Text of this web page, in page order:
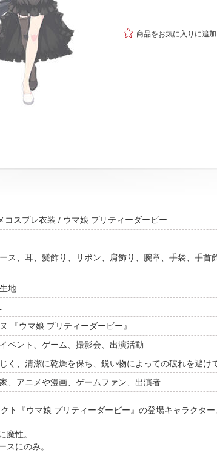
 商品をお気に入りに追加
コスプレ衣装 / ウマ娘 プリティーダービー
ース、耳、髪飾り、リボン、肩飾り、腕章、手袋、手
地
『ウマ娘 プリティーダービー』
ベント、ゲーム、撮影会、出演活動
く、清潔に乾燥を保ち、鋭い物によっての破れを避け
、アニメや漫画、ゲームファン、出演者
ト『ウマ娘 プリティーダービー』の登場キャラクター
魔性。
スにのみ。